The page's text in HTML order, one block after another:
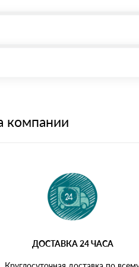
компании
ДОСТАВКА 24 ЧАСА